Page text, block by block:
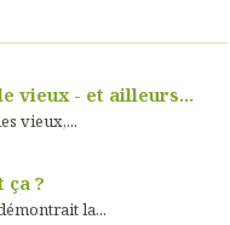
vieux - et ailleurs...
vieux,...
ça ?
la...